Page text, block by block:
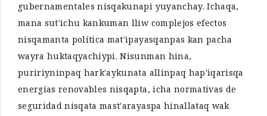
gubernamentales nisqakunapi yuyanchay. Ichaqa,
mana sut'ichu kankuman lliw complejos efectos
nisqamanta política mat'ipayasqanpas kan pacha
wayra huktaqyachiypi. Nisunman hina,
puririyninpaq hark'aykunata allinpaq hap'iqarisqa
energías renovables nisqapta, icha normativas de
seguridad nisqata mast'arayaspa hinallataq wak